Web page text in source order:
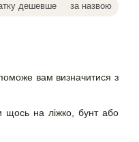
дешевше за назвою
вам визначитися з
щось на ліжко, бунт або